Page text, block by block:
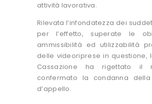
attività lavorativa.
Rilevata l’infondatezza dei
per l’effetto, superate le
ammissibilità ed utilizzabilità
delle videoriprese in questione,
Cassazione ha rigettato il
confermato la condanna della
d’appello.